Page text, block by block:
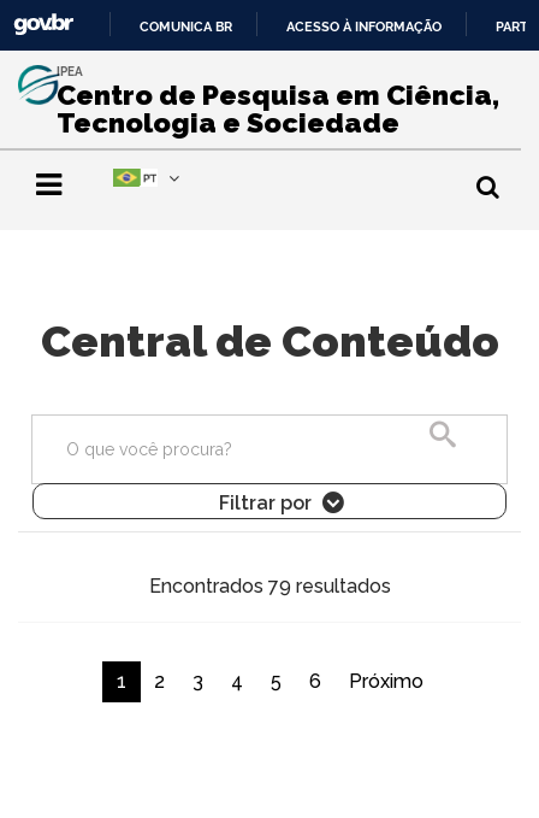
PARA
O
CONTEÚDO
COMUNICA BR ACESSO À INFORMAÇÃO
IPEA
Centro de Pesquisa em Ciência,
Tecnologia e Sociedade
Central de Conteúdo
Filtrar por
Encontrados 79 resultados
1 2 3 4 5 6 Próximo